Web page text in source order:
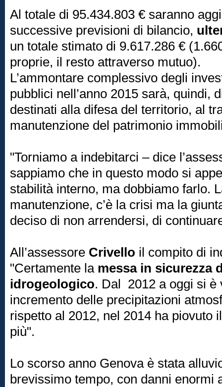
Al totale di 95.434.803 € saranno
successive previsioni di bilancio,
un totale stimato di 9.617.286 €
proprie, il resto attraverso mutuo).
L’ammontare complessivo degli
pubblici nell’anno 2015 sarà, quindi,
destinati alla difesa del territorio, al
manutenzione del patrimonio
"Torniamo a indebitarci – dice
sappiamo che in questo modo si
stabilità interno, ma dobbiamo farlo.
manutenzione, c’è la crisi ma la
deciso di non arrendersi, di
All’assessore Crivello il compito di
"Certamente la messa in sicurezza
idrogeologico. Dal 2012 a oggi si
incremento delle precipitazioni
rispetto al 2012, nel 2014 ha piovuto
più".
Lo scorso anno Genova è stata
brevissimo tempo, con danni enormi